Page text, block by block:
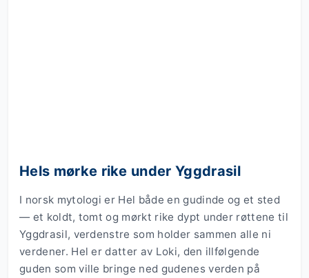
Hels mørke rike under Yggdrasil
I norsk mytologi er Hel både en gudinde og et sted
— et koldt, tomt og mørkt rike dypt under røttene til
Yggdrasil, verdenstre som holder sammen alle ni
verdener. Hel er datter av Loki, den illfølgende
guden som ville bringe ned gudenes verden på